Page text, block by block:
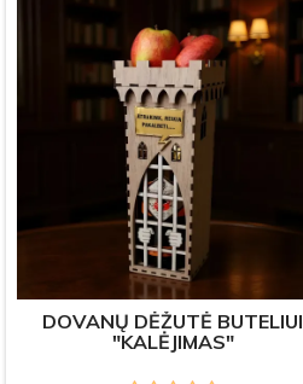
DOVANŲ DĖŽUTĖ BUTELIUI
"KALĖJIMAS"